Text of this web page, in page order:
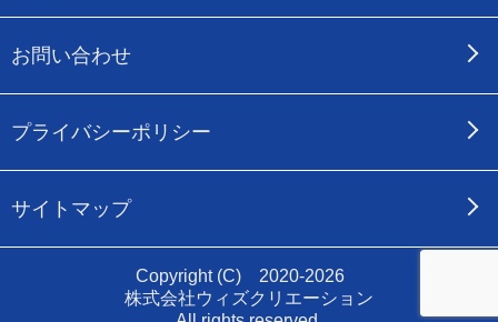
お問い合わせ
プライバシーポリシー
サイトマップ
Copyright (C) 2020-2026
株式会社ウィズクリエーション